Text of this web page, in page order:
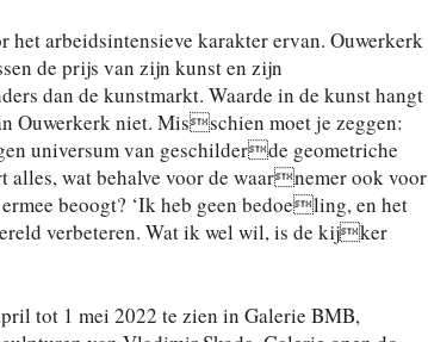
arbeidsintensieve karakter ervan. Ouwerkerk
de prijs van zijn kunst en zijn
dan de kunstmarkt. Waarde in de kunst hangt
Ouwerkerk niet. Misschien moet je zeggen:
universum van geschilderde geometriche
alles, wat behalve voor de waarnemer ook voor
beoogt? ‘Ik heb geen bedoeling, en het
verbeteren. Wat ik wel wil, is de kijker
tot 1 mei 2022 te zien in Galerie BMB,